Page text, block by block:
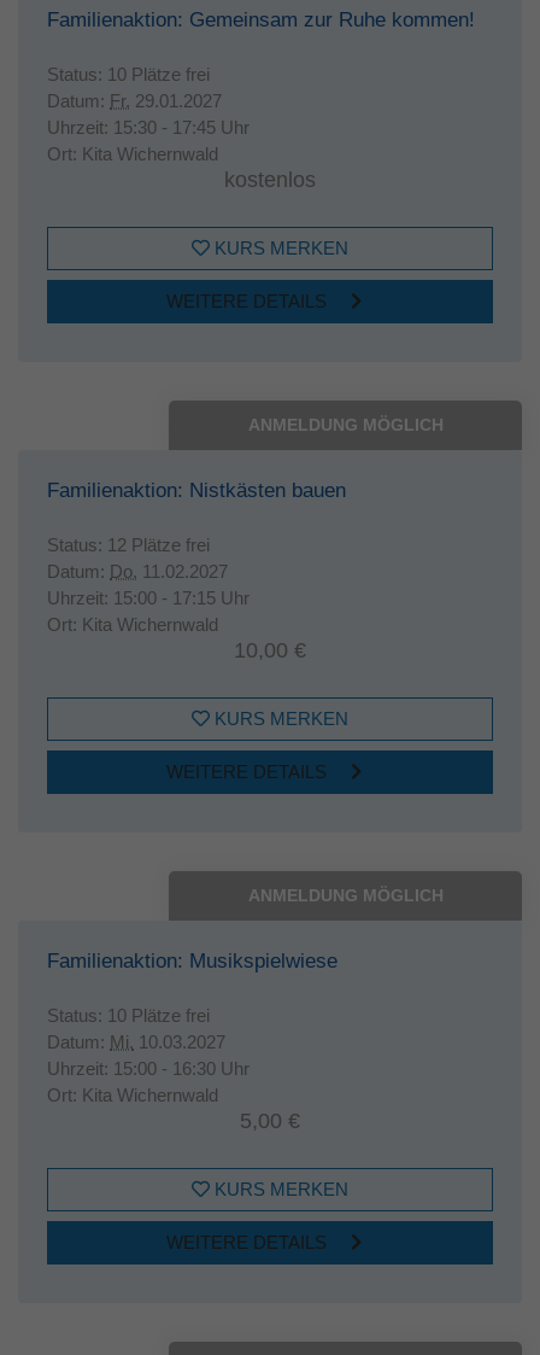
Familienaktion: Gemeinsam zur Ruhe kommen!
Status: 10 Plätze frei
Datum: Fr. 29.01.2027
Uhrzeit: 15:30 - 17:45 Uhr
Ort: Kita Wichernwald
kostenlos
KURS MERKEN
WEITERE DETAILS
ANMELDUNG MÖGLICH
Familienaktion: Nistkästen bauen
Status: 12 Plätze frei
Datum: Do. 11.02.2027
Uhrzeit: 15:00 - 17:15 Uhr
Ort: Kita Wichernwald
10,00 €
KURS MERKEN
WEITERE DETAILS
ANMELDUNG MÖGLICH
Familienaktion: Musikspielwiese
Status: 10 Plätze frei
Datum: Mi. 10.03.2027
Uhrzeit: 15:00 - 16:30 Uhr
Ort: Kita Wichernwald
5,00 €
KURS MERKEN
WEITERE DETAILS